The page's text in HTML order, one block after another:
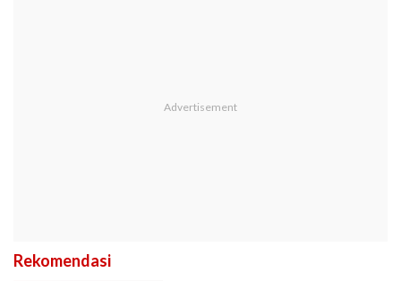
Rekomendasi